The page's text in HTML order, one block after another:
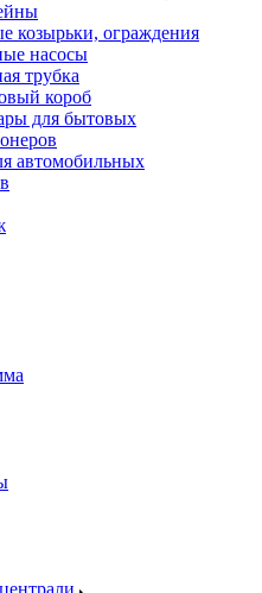
козырьки, ограждения
насосы
трубка
короб
для бытовых
автомобильных